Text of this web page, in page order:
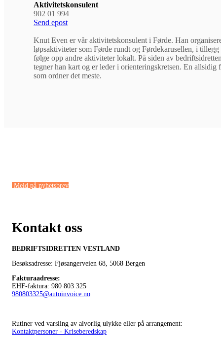
Aktivitetskonsulent
902 01 994
Send epost
Knut Even er vår aktivitetskonsulent i Førde. Han
løpsaktiviteter som Førde rundt og Førdekarusellen, i tillegg
følge opp andre aktiviteter lokalt. På siden av
tegner han kart og er leder i orienteringskretsen. En allsidig
som ordner det meste.
Meld på nyhetsbrev
Kontakt oss
BEDRIFTSIDRETTEN VESTLAND
Besøksadresse: Fjøsangerveien 68, 5068 Bergen
Fakturaadresse:
EHF-faktura: 980 803 325
980803325@autoinvoice.no
Rutiner ved varsling av alvorlig ulykke eller på arrangement:
Kontaktpersoner - Kriseberedskap